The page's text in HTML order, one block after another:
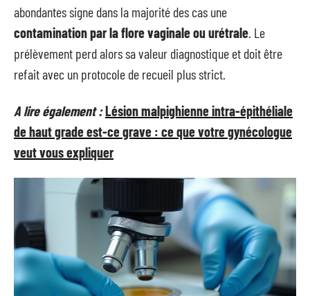
abondantes signe dans la majorité des cas une
contamination par la flore vaginale ou urétrale. Le
prélèvement perd alors sa valeur diagnostique et doit être
refait avec un protocole de recueil plus strict.
A lire également :Lésion malpighienne intra-épithéliale
de haut grade est-ce grave : ce que votre gynécologue
veut vous expliquer